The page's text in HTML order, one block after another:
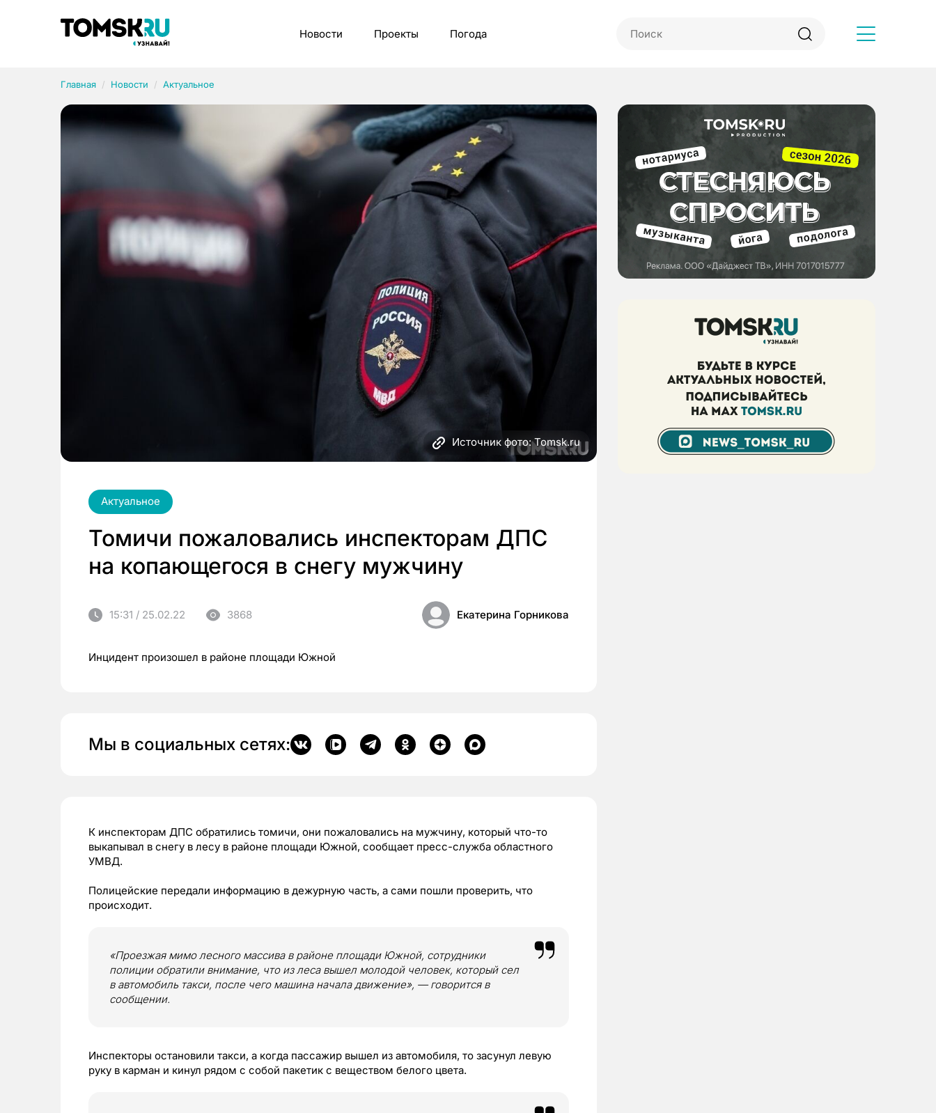
Новости Проекты Погода
Главная Новости Актуальное
Источник фото: Tomsk.ru
Актуальное
Томичи пожаловались инспекторам ДПС
на копающегося в снегу мужчину
15:31 / 25.02.22 3868 Екатерина Горникова
Инцидент произошел в районе площади Южной
Мы в социальных сетях:
К инспекторам ДПС обратились томичи, они пожаловались на мужчину, который что-то
выкапывал в снегу в лесу в районе площади Южной, сообщает пресс-служба областного
УМВД.
Полицейские передали информацию в дежурную часть, а сами пошли проверить, что
происходит.
«Проезжая мимо лесного массива в районе площади Южной, сотрудники
полиции обратили внимание, что из леса вышел молодой человек, который сел
в автомобиль такси, после чего машина начала движение», — говорится в
сообщении.
Инспекторы остановили такси, а когда пассажир вышел из автомобиля, то засунул левую
руку в карман и кинул рядом с собой пакетик с веществом белого цвета.
Рубрики